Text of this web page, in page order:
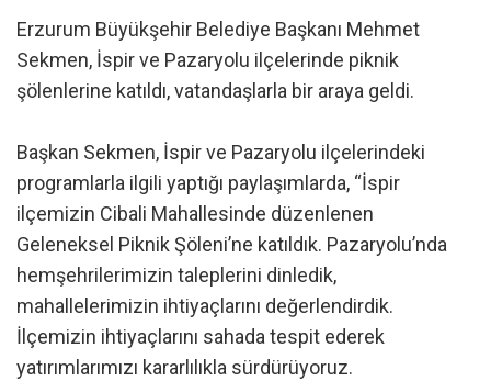
Erzurum Büyükşehir Belediye Başkanı Mehmet
Sekmen, İspir ve Pazaryolu ilçelerinde piknik
şölenlerine katıldı, vatandaşlarla bir araya geldi.
Başkan Sekmen, İspir ve Pazaryolu ilçelerindeki
programlarla ilgili yaptığı paylaşımlarda, “İspir
ilçemizin Cibali Mahallesinde düzenlenen
Geleneksel Piknik Şöleni’ne katıldık. Pazaryolu’nda
hemşehrilerimizin taleplerini dinledik,
mahallelerimizin ihtiyaçlarını değerlendirdik.
İlçemizin ihtiyaçlarını sahada tespit ederek
yatırımlarımızı kararlılıkla sürdürüyoruz.